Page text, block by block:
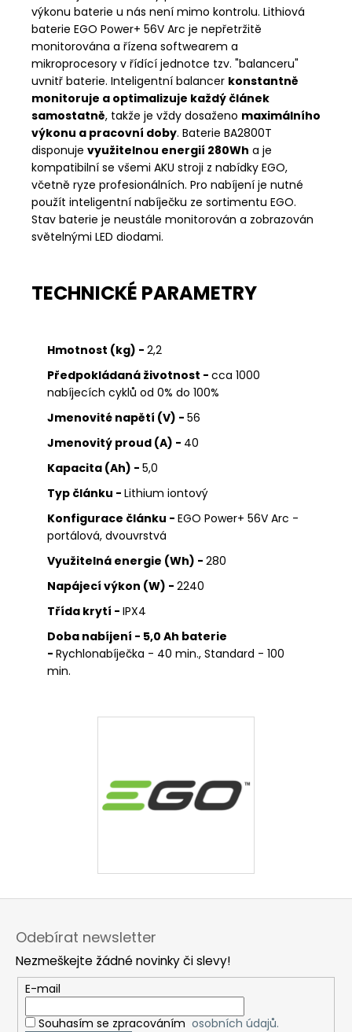
výkonu baterie u nás není mimo kontrolu. Lithiová
baterie EGO Power+ 56V Arc je nepřetržitě
monitorována a řízena softwearem a
mikroprocesory v řídící jednotce tzv. "balanceru"
uvnitř baterie. Inteligentní balancer konstantně
monitoruje a optimalizuje každý článek
samostatně, takže je vždy dosaženo maximálního
výkonu a pracovní doby. Baterie BA2800T
disponuje využitelnou energií 280Wh a je
kompatibilní se všemi AKU stroji z nabídky EGO,
včetně ryze profesionálních. Pro nabíjení je nutné
použít inteligentní nabíječku ze sortimentu EGO.
Stav baterie je neustále monitorován a zobrazován
světelnými LED diodami.
TECHNICKÉ PARAMETRY
Hmotnost (kg) - 2,2
Předpokládaná životnost - cca 1000
nabíjecích cyklů od 0% do 100%
Jmenovité napětí (V) - 56
Jmenovitý proud (A) - 40
Kapacita (Ah) - 5,0
Typ článku - Lithium iontový
Konfigurace článku - EGO Power+ 56V Arc -
portálová, dvouvrstvá
Využitelná energie (Wh) - 280
Napájecí výkon (W) - 2240
Třída krytí - IPX4
Doba nabíjení - 5,0 Ah baterie
- Rychlonabíječka - 40 min., Standard - 100
min.
Z
Odebírat newsletter
Nezmeškejte žádné novinky či slevy!
E-mail
Souhasím se zpracováním osobních údajů.